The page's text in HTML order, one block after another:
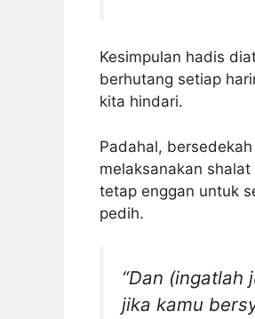
Kesimpulan hadis
berhutang setiap
kita hindari.
Padahal,
melaksanakan
tetap enggan untuk
pedih.
“Dan (ingatlah
jika kamu